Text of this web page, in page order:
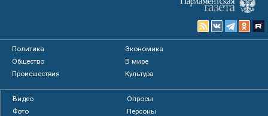
Политика
Экономика
Общество
В мире
Происшествия
Культура
Видео
Опросы
Фото
Персоны